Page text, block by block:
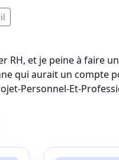
RH, et je peine à faire
qui aurait un compte
Personnel-Et-